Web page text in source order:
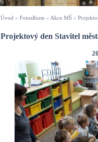
Úvod » Fotoalbum » Akce MŠ »
Projektový den Stavitel